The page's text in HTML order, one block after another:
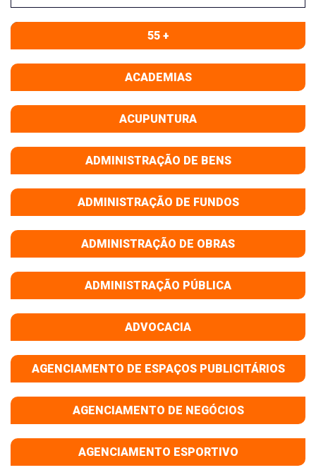
55 +
ACADEMIAS
ACUPUNTURA
ADMINISTRAÇÃO DE BENS
ADMINISTRAÇÃO DE FUNDOS
ADMINISTRAÇÃO DE OBRAS
ADMINISTRAÇÃO PÚBLICA
ADVOCACIA
AGENCIAMENTO DE ESPAÇOS PUBLICITÁRIOS
AGENCIAMENTO DE NEGÓCIOS
AGENCIAMENTO ESPORTIVO